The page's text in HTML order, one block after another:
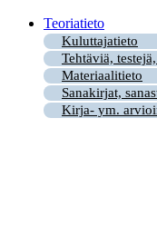
Teoriatieto
Kuluttajatieto
Tehtäviä,
Materiaalitieto
Sanakirjat,
Kirja- ym.